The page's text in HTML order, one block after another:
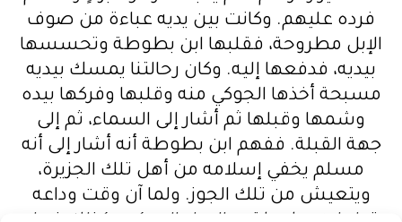
فرده عليهم. وكانت بين يديه عباءة من صوف
الإبل مطروحة، فقلبها ابن بطوطة وتحسسها
بيديه، فدفعها إليه. وكان رحالتنا يمسك بيديه
مسبحة أخذها الجوكي منه وقلبها وفركها بيده
وشمها وقبلها ثم أشار إلى السماء، ثم إلى
جهة القبلة. ففهم ابن بطوطة أنه أشار إلى أنه
مسلم يخفي إسلامه من أهل تلك الجزيرة،
ويتعيش من تلك الجوز. ولما آن وقت وداعه